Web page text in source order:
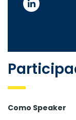
Como Speaker